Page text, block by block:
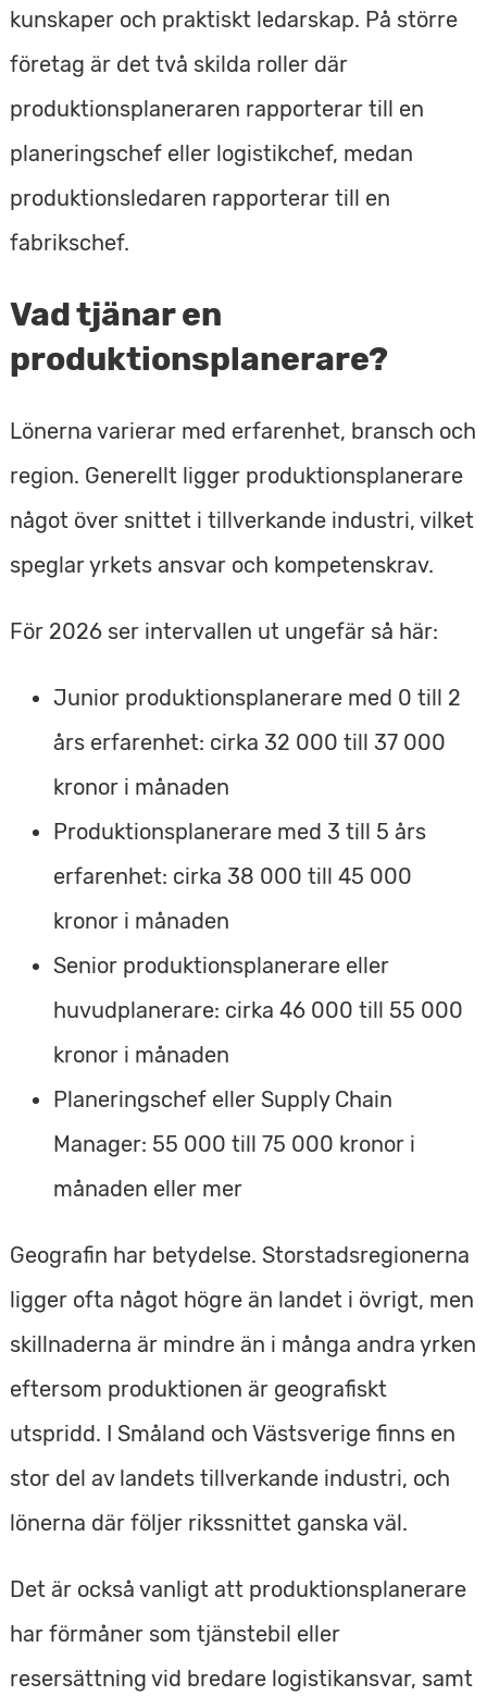
kunskaper och praktiskt ledarskap. På större
företag är det två skilda roller där
produktionsplaneraren rapporterar till en
planeringschef eller logistikchef, medan
produktionsledaren rapporterar till en
fabrikschef.
Vad tjänar en
produktionsplanerare?
Lönerna varierar med erfarenhet, bransch och
region. Generellt ligger produktionsplanerare
något över snittet i tillverkande industri, vilket
speglar yrkets ansvar och kompetenskrav.
För 2026 ser intervallen ut ungefär så här:
Junior produktionsplanerare med 0 till 2
års erfarenhet: cirka 32 000 till 37 000
kronor i månaden
Produktionsplanerare med 3 till 5 års
erfarenhet: cirka 38 000 till 45 000
kronor i månaden
Senior produktionsplanerare eller
huvudplanerare: cirka 46 000 till 55 000
kronor i månaden
Planeringschef eller Supply Chain
Manager: 55 000 till 75 000 kronor i
månaden eller mer
Geografin har betydelse. Storstadsregionerna
ligger ofta något högre än landet i övrigt, men
skillnaderna är mindre än i många andra yrken
eftersom produktionen är geografiskt
utspridd. I Småland och Västsverige finns en
stor del av landets tillverkande industri, och
lönerna där följer rikssnittet ganska väl.
Det är också vanligt att produktionsplanerare
har förmåner som tjänstebil eller
resersättning vid bredare logistikansvar, samt